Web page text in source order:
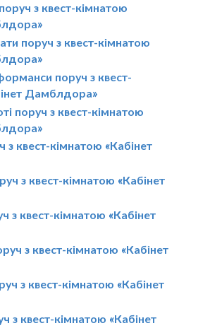
з квест-кімнатою
поруч з квест-кімнатою
поруч з квест-
Дамблдора»
поруч з квест-кімнатою
з квест-кімнатою «Кабінет
з квест-кімнатою «Кабінет
з квест-кімнатою «Кабінет
з квест-кімнатою «Кабінет
з квест-кімнатою «Кабінет
з квест-кімнатою «Кабінет